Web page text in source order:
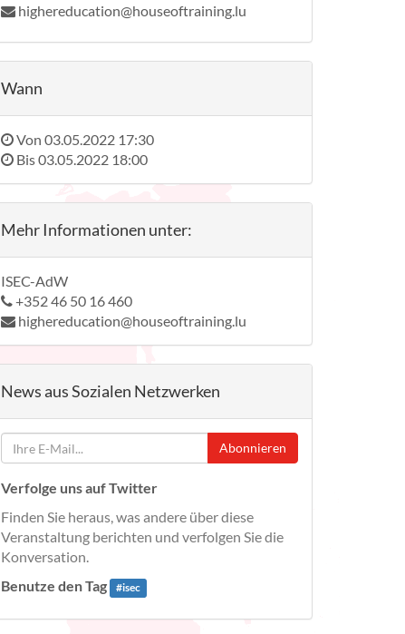
highereducation@houseoftraining.lu
Wann
Von 03.05.2022 17:30
Bis03.05.2022 18:00
Mehr Informationen unter:
ISEC-AdW
+352 46 50 16 460
highereducation@houseoftraining.lu
News aus Sozialen Netzwerken
Abonnieren
Verfolge uns auf Twitter
Finden Sie heraus, was andere über diese
Veranstaltung berichten und verfolgen Sie die
Konversation.
Benutze den Tag
#isec